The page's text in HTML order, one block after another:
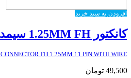
افزودن به سبد خرید
کانکتور 1.25MM FH سیمدار 11 پین
CONNECTOR FH 1.25MM 11 PIN WITH WIRE
49,500 تومان